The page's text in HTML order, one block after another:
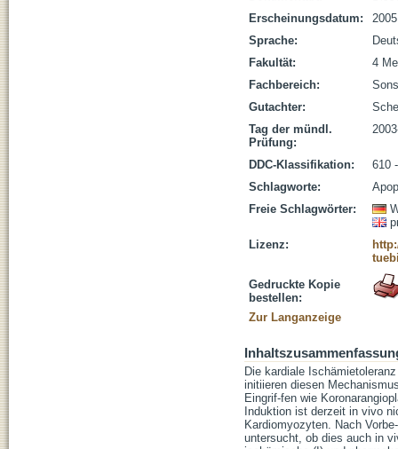
Erscheinungsdatum:
2005
Sprache:
Fakultät:
4
Fachbereich:
Gutachter:
Tag der mündl.
Prüfung:
DDC-Klassifikation:
610
Schlagworte:
Freie Schlagwörter:
Lizenz:
Gedruckte Kopie
bestellen:
Zur Langanzeige
Die kardiale
initiieren diesen
Eingrif-fen wie
Induktion ist derzeit in vivo
Kardiomyozyten. Nach
untersucht, ob dies auch in